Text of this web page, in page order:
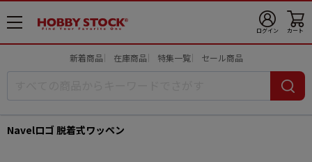
メ
ニ
ログイン カート
新着商品 在庫商品 特集一覧 セール商品
Navelロゴ 脱着式ワッペン